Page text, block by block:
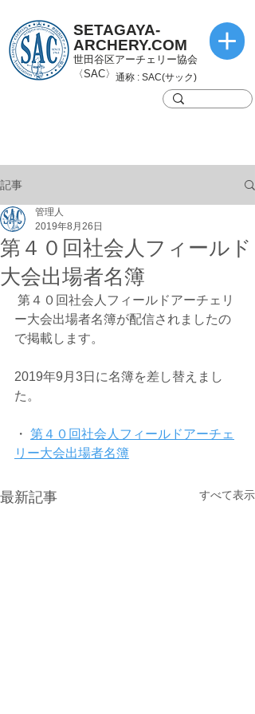
SETAGAYA-
ARCHERY.COM
世田谷区アーチェリー協会
〈SAC〉 通称 : SAC(サック)
記事
第４０回社会人フィールド
大会出場者名簿
管理人
2019年8月26日
ー大会出場者名簿が配信されましたの
で掲載します。
2019年9月3日に名簿を差し替えまし
た。
・ 第４０回社会人フィールドアーチェ
リー大会出場者名簿
最新記事 すべて表示